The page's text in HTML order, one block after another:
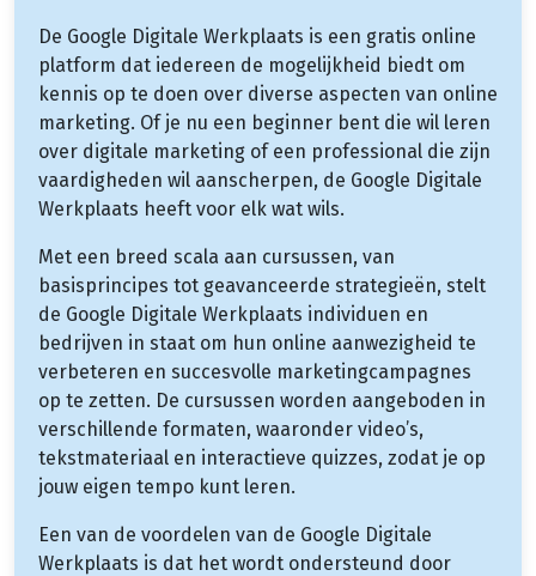
De Google Digitale Werkplaats is een gratis online
platform dat iedereen de mogelijkheid biedt om
kennis op te doen over diverse aspecten van online
marketing. Of je nu een beginner bent die wil leren
over digitale marketing of een professional die zijn
vaardigheden wil aanscherpen, de Google Digitale
Werkplaats heeft voor elk wat wils.
Met een breed scala aan cursussen, van
basisprincipes tot geavanceerde strategieën, stelt
de Google Digitale Werkplaats individuen en
bedrijven in staat om hun online aanwezigheid te
verbeteren en succesvolle marketingcampagnes
op te zetten. De cursussen worden aangeboden in
verschillende formaten, waaronder video’s,
tekstmateriaal en interactieve quizzes, zodat je op
jouw eigen tempo kunt leren.
Een van de voordelen van de Google Digitale
Werkplaats is dat het wordt ondersteund door